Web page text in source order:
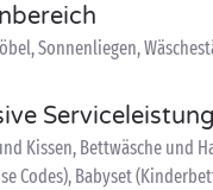
Sonnenliegen,
Kissen, Bettwäsche und
Codes), Babyset